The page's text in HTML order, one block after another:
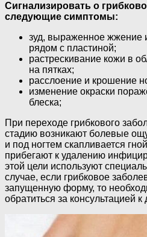
Сигнализировать о
следующие симптомы:
зуд, выраженное жжение
рядом с пластиной;
растрескивание кожи в
на пятках;
расслоение и крошение
изменение окраски
блеска;
При переходе грибкового
стадию возникают болевые
и под ногтем скапливается
прибегают к удалению
этой цели используют
случае, если грибковое
запущенную форму, то
обратиться за консультацией к